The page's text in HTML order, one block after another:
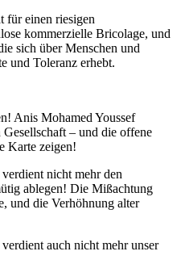
für einen riesigen
kommerzielle Bricolage, und
sich über Menschen und
und Toleranz erhebt.
Anis Mohamed Youssef
– und die offene
Karte zeigen!
nicht mehr den
ablegen! Die Mißachtung
und die Verhöhnung alter
auch nicht mehr unser